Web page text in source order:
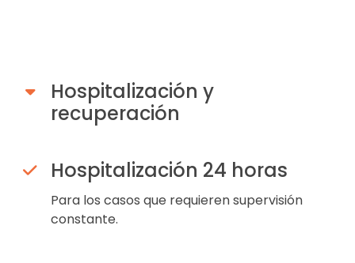
Hospitalización y
recuperación
Hospitalización 24 horas
Para los casos que requieren supervisión
constante.